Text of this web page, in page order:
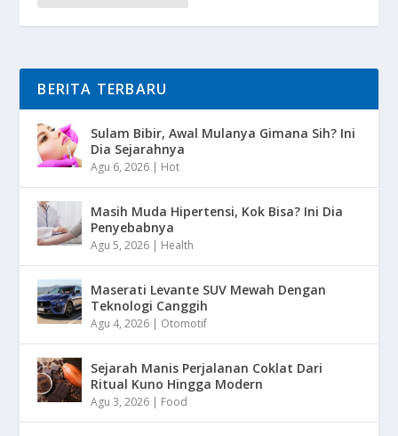
BERITA TERBARU
Sulam Bibir, Awal Mulanya Gimana Sih? Ini
Dia Sejarahnya
Agu 6, 2026 | Hot
Masih Muda Hipertensi, Kok Bisa? Ini Dia
Penyebabnya
Agu 5, 2026 | Health
Maserati Levante SUV Mewah Dengan
Teknologi Canggih
Agu 4, 2026 | Otomotif
Sejarah Manis Perjalanan Coklat Dari
Ritual Kuno Hingga Modern
Agu 3, 2026 | Food